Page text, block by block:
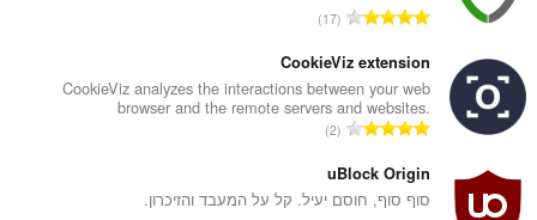
י
ו
ג
י
ם
:
מ
פ
ר
ד
י
ו
ג
17
CookieViz extension
CookieViz analyzes the interactions between your web
browser and the remote servers and websites.
מ
פ
ר
2
uBlock Origin
סוף סוף, חוסם יעיל. קל על המעבד והזיכרון.